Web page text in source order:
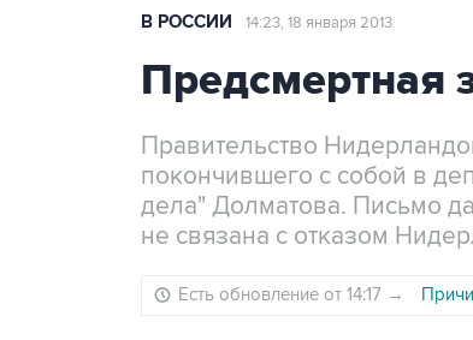
В РОССИИ 14:23, 18 января 2013
Предсмертная
Правительство
покончившего с собой в
дела" Долматова. Письмо
не связана с отказом
Есть обновление от 14:17 →